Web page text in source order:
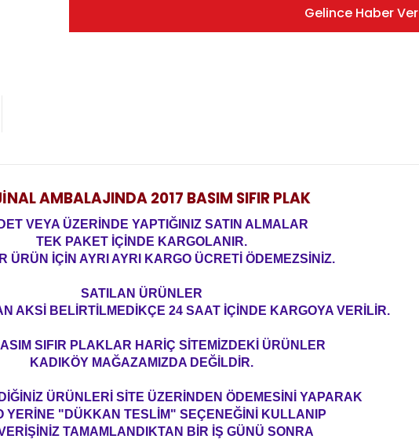
Gelince Haber Ver
AMBALAJINDA2017 BASIM SIFIR PLAK
VEYA ÜZERİNDE YAPTIĞINIZ SATIN ALMALAR
TEK PAKET İÇİNDE KARGOLANIR.
ÜRÜN İÇİN AYRI AYRI KARGO ÜCRETİ ÖDEMEZSİNİZ.
SATILAN ÜRÜNLER
AKSİ BELİRTİLMEDİKÇE 24 SAAT İÇİNDE KARGOYA VERİLİR.
SIFIR PLAKLAR HARİÇ SİTEMİZDEKİ ÜRÜNLER
KADIKÖY MAĞAZAMIZDA DEĞİLDİR.
ÜRÜNLERİ SİTE ÜZERİNDEN ÖDEMESİNİ YAPARAK
YERİNE "DÜKKAN TESLİM" SEÇENEĞİNİ KULLANIP
TAMAMLANDIKTAN BİR İŞ GÜNÜ SONRA